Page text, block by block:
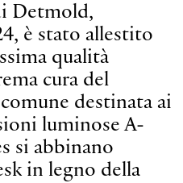
Detmold,
è stato allestito
qualità
cura del
destinata ai
luminose A-
si abbinano
in legno della